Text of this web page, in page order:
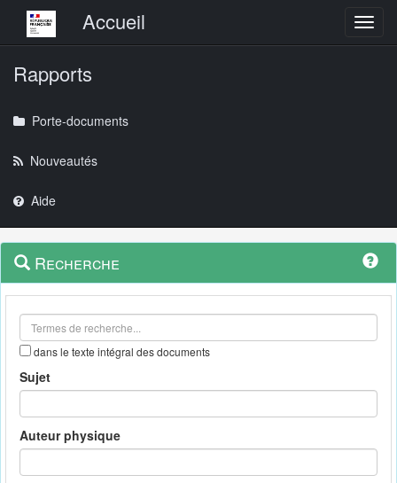
Menu principalAccueil
Rapports
Porte-documents
Nouveautés
Aide
Navigation
outils
Menu
contextuel
Recherche
dans le texte intégral des documents
Sujet
Auteur physique